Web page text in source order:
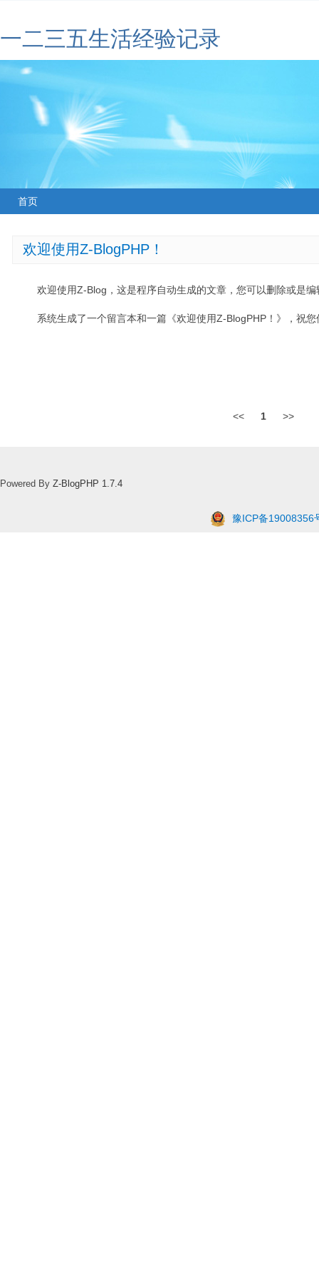
一二三五生活经验记录
首页
欢迎使用Z-BlogPHP！
欢迎使用Z-Blog，这是程序自动生成的文章，您可以删除或是编
系统生成了一个留言本和一篇《欢迎使用Z-BlogPHP！》，祝
<< 1 >>
Powered By Z-BlogPHP 1.7.4
豫ICP备19008356